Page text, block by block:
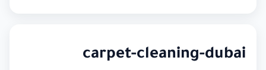
carpet-cleaning-dubai